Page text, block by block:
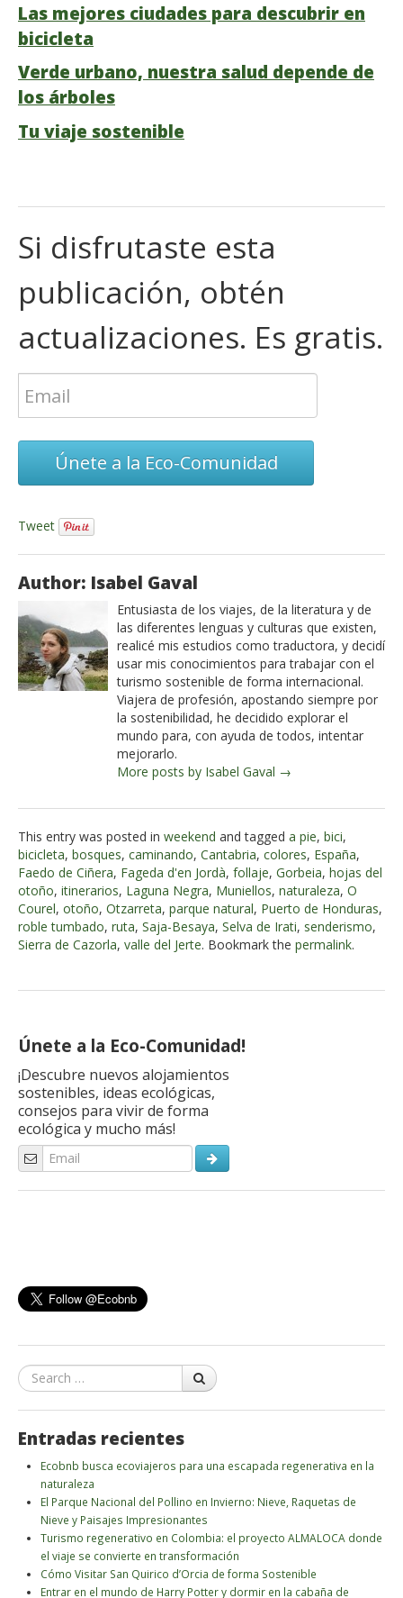
Las mejores ciudades para descubrir en
bicicleta
Verde urbano, nuestra salud depende de
los árboles
Tu viaje sostenible
Si disfrutaste esta
publicación, obtén
actualizaciones. Es gratis.
Únete a la Eco-Comunidad
Tweet
Author: Isabel Gaval
Entusiasta de los viajes, de la literatura y de
las diferentes lenguas y culturas que existen,
realicé mis estudios como traductora, y decidí
usar mis conocimientos para trabajar con el
turismo sostenible de forma internacional.
Viajera de profesión, apostando siempre por
la sostenibilidad, he decidido explorar el
mundo para, con ayuda de todos, intentar
mejorarlo.
More posts by Isabel Gaval →
This entry was posted in weekend and tagged a pie, bici,
bicicleta, bosques, caminando, Cantabria, colores, España,
Faedo de Ciñera, Fageda d'en Jordà, follaje, Gorbeia, hojas del
otoño, itinerarios, Laguna Negra, Muniellos, naturaleza, O
Courel, otoño, Otzarreta, parque natural, Puerto de Honduras,
roble tumbado, ruta, Saja-Besaya, Selva de Irati, senderismo,
Sierra de Cazorla, valle del Jerte. Bookmark the permalink.
Únete a la Eco-Comunidad!
¡Descubre nuevos alojamientos
sostenibles, ideas ecológicas,
consejos para vivir de forma
ecológica y mucho más!
Search
Entradas recientes
Ecobnb busca ecoviajeros para una escapada regenerativa en la
naturaleza
El Parque Nacional del Pollino en Invierno: Nieve, Raquetas de
Nieve y Paisajes Impresionantes
Turismo regenerativo en Colombia: el proyecto ALMALOCA donde
el viaje se convierte en transformación
Cómo Visitar San Quirico d’Orcia de forma Sostenible
Entrar en el mundo de Harry Potter y dormir en la cabaña de